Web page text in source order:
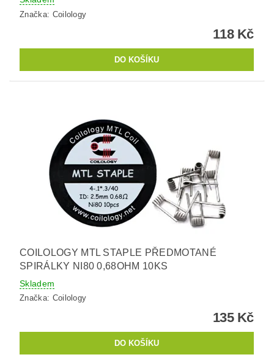
Značka: Coilology
118 Kč
COILOLOGY MTL STAPLE PŘEDMOTANÉ
SPIRÁLKY NI80 0,68OHM 10KS
Skladem
Značka: Coilology
135 Kč